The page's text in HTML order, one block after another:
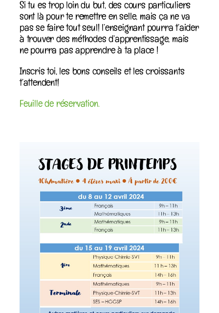
Si tu es trop loin du but, des cours particuliers
sont là pour te remettre en selle, mais ça ne va
pas se faire tout seul! l’enseignant pourra t’aider
à trouver des méthodes d’apprentissage, mais
ne pourra pas apprendre à ta place !
Inscris toi, les bons conseils et les croissants
t’attendent!
Feuille de réservation.